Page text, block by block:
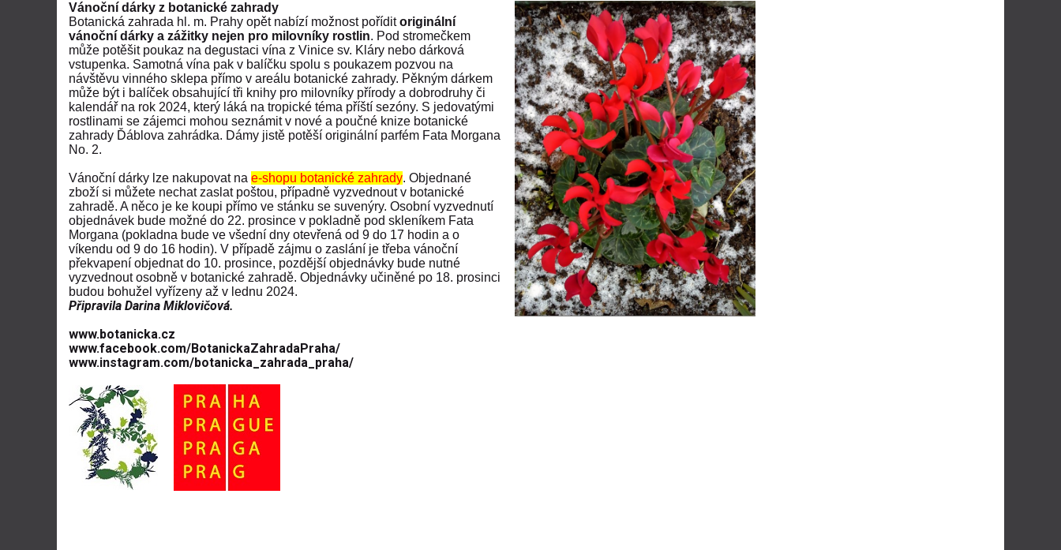
Vánoční dárky z botanické zahrady
Botanická zahrada hl. m. Prahy opět nabízí možnost poříditoriginální
vánoční dárky a zážitky nejen pro milovníky rostlin. Pod stromečkem
může potěšit poukaz na degustaci vína z Vinice sv. Kláry nebo dárková
vstupenka. Samotná vína pak v balíčku spolu s poukazem pozvou na
návštěvu vinného sklepa přímo v areálu botanické zahrady. Pěkným dárkem
může být i balíček obsahující tři knihy pro milovníky přírody a dobrodruhy či
kalendář na rok 2024, který láká na tropické téma příští sezóny. S jedovatými
rostlinami se zájemci mohou seznámit v nové a poučné knize botanické
zahrady Ďáblova zahrádka. Dámy jistě potěší originální parfém Fata Morgana
No. 2.
Vánoční dárky lze nakupovat na e-shopu botanické zahrady. Objednané
zboží si můžete nechat zaslat poštou, případně vyzvednout v botanické
zahradě. A něco je ke koupi přímo ve stánku se suvenýry. Osobní vyzvednutí
objednávek bude možné do 22. prosince v pokladně pod skleníkem Fata
Morgana (pokladna bude ve všední dny otevřená od 9 do 17 hodin a o
víkendu od 9 do 16 hodin). V případě zájmu o zaslání je třeba vánoční
překvapení objednat do 10. prosince, pozdější objednávky bude nutné
vyzvednout osobně v botanické zahradě. Objednávky učiněné po 18. prosinci
budou bohužel vyřízeny až v lednu 2024.
Připravila Darina Miklovičová.
www.botanicka.cz
www.facebook.com/BotanickaZahradaPraha/
www.instagram.com/botanicka_zahrada_praha/